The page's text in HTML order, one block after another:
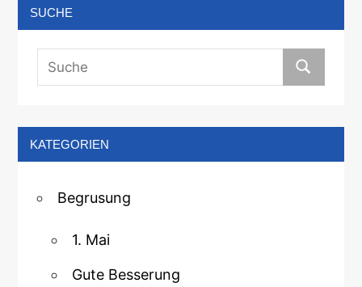
SUCHE
KATEGORIEN
Begrusung
1. Mai
Gute Besserung